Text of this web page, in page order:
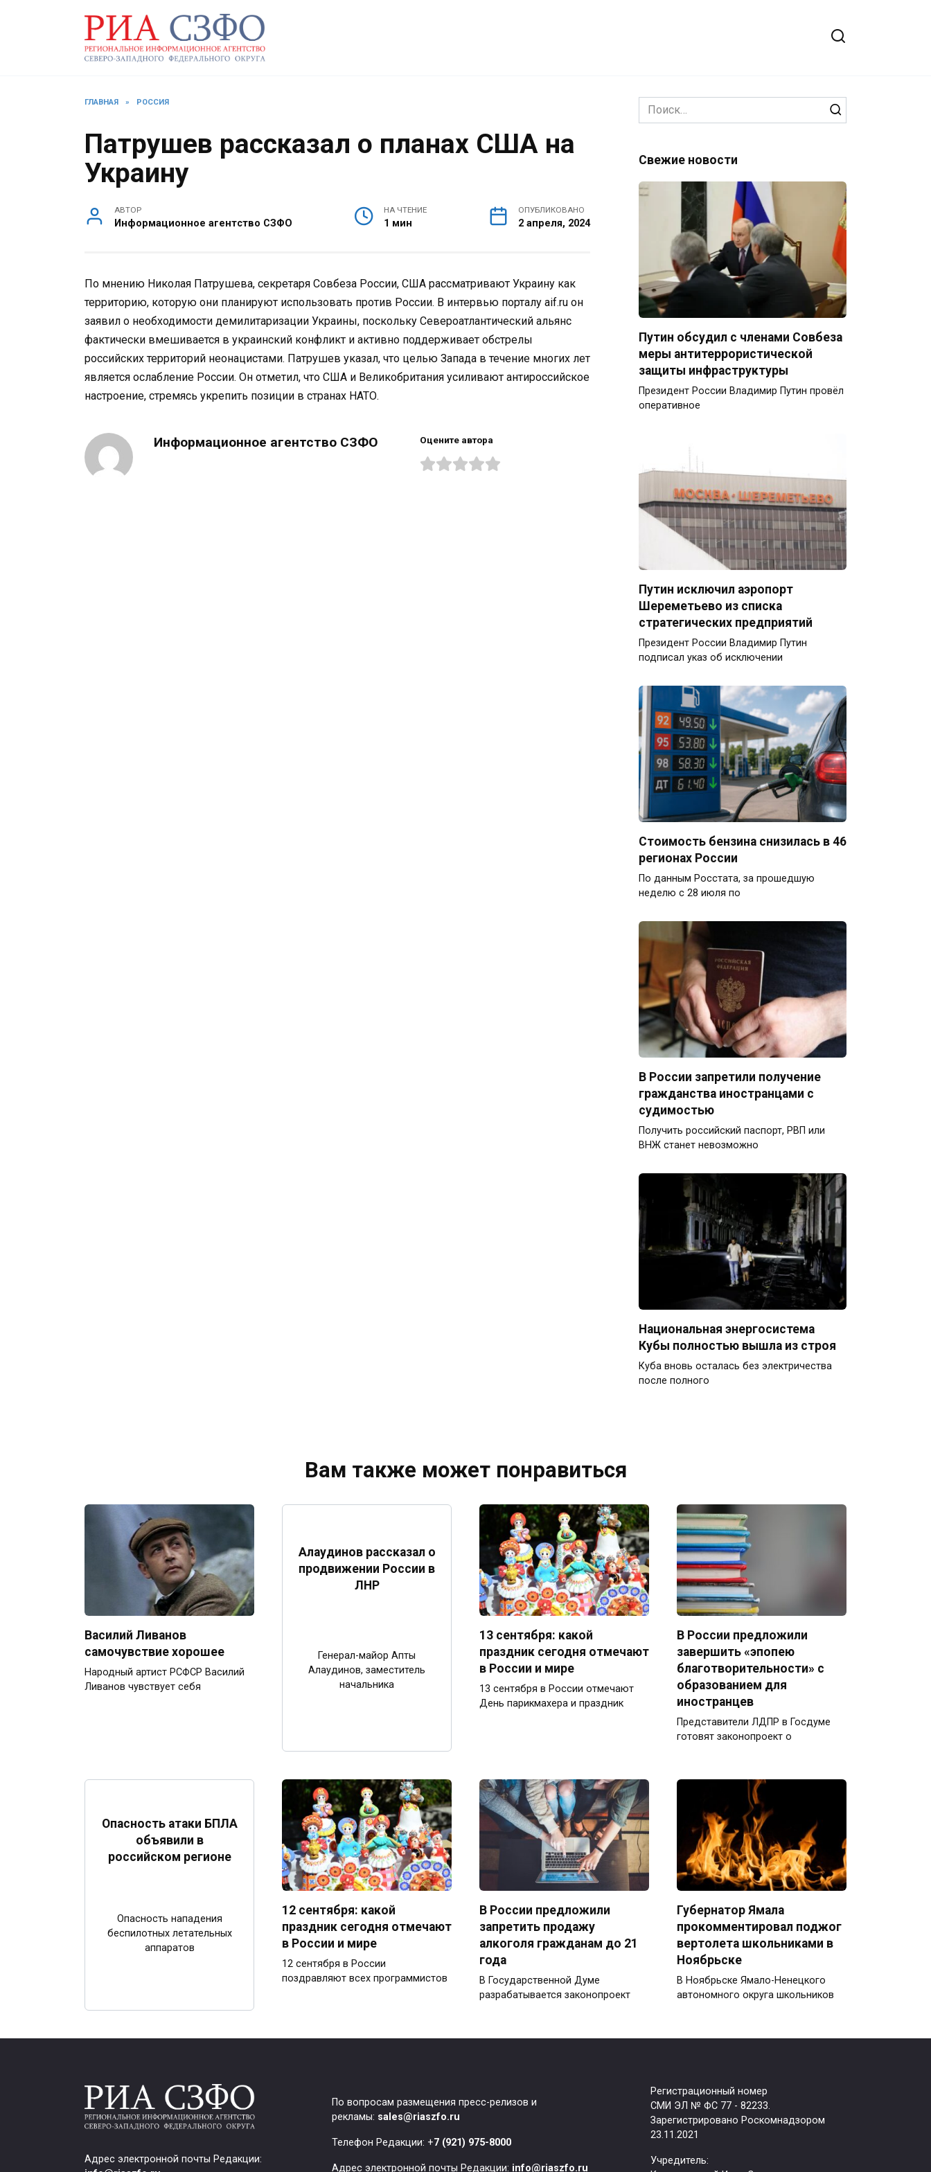
ГЛАВНАЯ » РОССИЯ
Патрушев рассказал о планах США на
Украину
АВТОР
Информационное агентство СЗФО
НА ЧТЕНИЕ
1 мин
ОПУБЛИКОВАНО
2 апреля, 2024
По мнению Николая Патрушева, секретаря Совбеза России, США рассматривают Украину как
территорию, которую они планируют использовать против России. В интервью порталу aif.ru он
заявил о необходимости демилитаризации Украины, поскольку Североатлантический альянс
фактически вмешивается в украинский конфликт и активно поддерживает обстрелы
российских территорий неонацистами. Патрушев указал, что целью Запада в течение многих лет
является ослабление России. Он отметил, что США и Великобритания усиливают антироссийское
настроение, стремясь укрепить позиции в странах НАТО.
Информационное агентство СЗФО Оцените автора
Search
for:
Свежие новости
Путин обсудил с членами Совбеза
меры антитеррористической
защиты инфраструктуры
Президент России Владимир Путин провёл
оперативное
Путин исключил аэропорт
Шереметьево из списка
стратегических предприятий
Президент России Владимир Путин
подписал указ об исключении
Стоимость бензина снизилась в 46
регионах России
По данным Росстата, за прошедшую
неделю с 28 июля по
В России запретили получение
гражданства иностранцами с
судимостью
Получить российский паспорт, РВП или
ВНЖ станет невозможно
Национальная энергосистема
Кубы полностью вышла из строя
Куба вновь осталась без электричества
после полного
Вам также может понравиться
Василий Ливанов
самочувствие хорошее
Народный артист РСФСР Василий
Ливанов чувствует себя
Алаудинов рассказал о
продвижении России в
ЛНР
Генерал-майор Апты
Алаудинов, заместитель
начальника
13 сентября: какой
праздник сегодня отмечают
в России и мире
13 сентября в России отмечают
День парикмахера и праздник
В России предложили
завершить «эпопею
благотворительности» с
образованием для
иностранцев
Представители ЛДПР в Госдуме
готовят законопроект о
Опасность атаки БПЛА
объявили в
российском регионе
Опасность нападения
беспилотных летательных
аппаратов
12 сентября: какой
праздник сегодня отмечают
в России и мире
12 сентября в России
поздравляют всех программистов
В России предложили
запретить продажу
алкоголя гражданам до 21
года
В Государственной Думе
разрабатывается законопроект
Губернатор Ямала
прокомментировал поджог
вертолета школьниками в
Ноябрьске
В Ноябрьске Ямало-Ненецкого
автономного округа школьников
Адрес электронной почты Редакции:
По вопросам размещения пресс-релизов и
рекламы: sales@riaszfo.ru
Телефон Редакции: +7 (921) 975-8000
Адрес электронной почты Редакции: info@riaszfo.ru
Регистрационный номер
СМИ ЭЛ № ФС 77 - 82233.
Зарегистрировано Роскомнадзором
23.11.2021
Учредитель: